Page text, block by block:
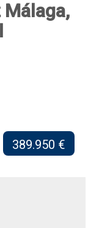
Málaga,
389.950 €